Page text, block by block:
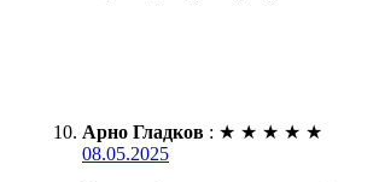
Арно Гладков : ★ ★ ★ ★ ★
08.05.2025